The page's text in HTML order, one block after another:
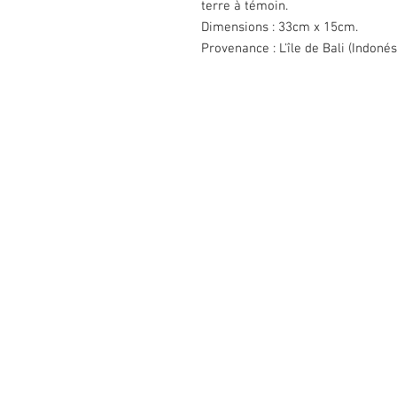
terre à témoin.
Dimensions : 33cm x 15cm.
Provenance : L'île de Bali